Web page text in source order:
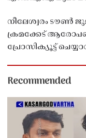
നീലേശ്വരം ടൗൺ
ക്രമക്കേട്
പ്രോസിക്യൂട്ട്
Recommended